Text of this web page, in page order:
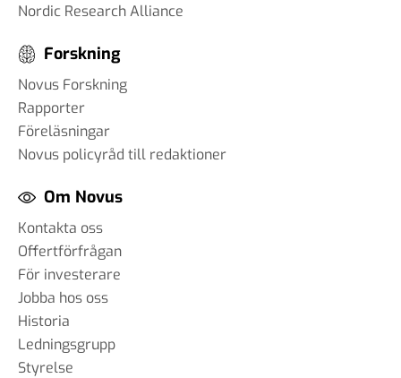
Nordic Research Alliance
Forskning
Novus Forskning
Rapporter
Föreläsningar
Novus policyråd till redaktioner
Om Novus
Kontakta oss
Offertförfrågan
För investerare
Jobba hos oss
Historia
Ledningsgrupp
Styrelse